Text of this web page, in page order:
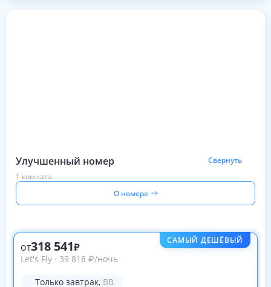
Улучшенный номер
Свернуть
1 комната
О номере
САМЫЙ ДЕШЁВЫЙ
от318 541
Let's Fly · 39 818 ₽/ночь
Только завтрак, BB.